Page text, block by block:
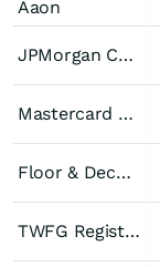
Aaon
JPMorgan Chase
Mastercard Registered (A)
Floor & Decor Holdings Registered (A)
TWFG Registered (A)